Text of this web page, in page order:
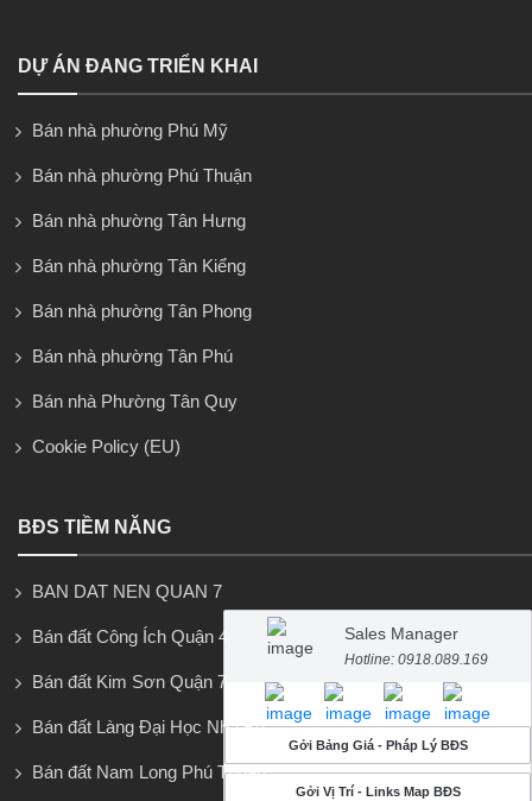
Sales Manager
Hotline: 0918.089.169
Gởi Bảng Giá - Pháp Lý BĐS
Gởi Vị Trí - Links Map BĐS
DỰ ÁN ĐANG TRIỂN KHAI
Bán nhà phường Phú Mỹ
Bán nhà phường Phú Thuận
Bán nhà phường Tân Hưng
Bán nhà phường Tân Kiểng
Bán nhà phường Tân Phong
Bán nhà phường Tân Phú
Bán nhà Phường Tân Quy
Cookie Policy (EU)
BĐS TIỀM NĂNG
BAN DAT NEN QUAN 7
Bán đất Công Ích Quận 4
Bán đất Kim Sơn Quận 7
Bán đất Làng Đại Học Nhà Bè
Bán đất Nam Long Phú Thuận